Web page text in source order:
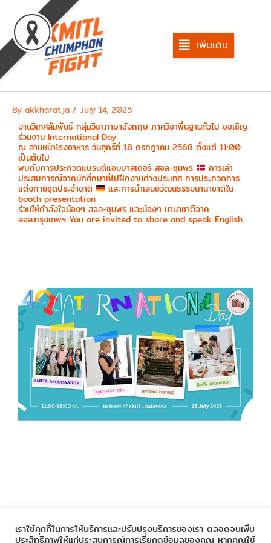
content
เพิ่มเติม
By akkharat.ja / July 14, 2025
งานวิเทศสัมพันธ์ กลุ่มวิชาภาษาอังกฤษ ภาควิชาพื้นฐานทั่วไป ขอเชิญ
ร่วมงาน International Day
ณ ลานหน้าโรงอาหาร วันศุกร์ที่ 18 กรกฎาคม 2568 ตั้งแต่ 11:00
เป็นต้นไป
พบกับการประกวดแบรนด์แอมบาสเดอร์ สจล-ชุมพร การเล่า
ประสบการณ์จากนักศึกษาที่ไปฝึกงานต่างประเทศ การประกวดการ
แต่งกายชุดประจำชาติ และการนำเสนอวัฒนธรรมนานาชาติใน
booth presentation
ร่วมให้กำลังใจน้องๆ สจล-ชุมพร และน้องๆ นานาชาติจาก
สจล.กรุงเทพฯ You are invited to share and speak English.
เราใช้คุกกี้ในการให้บริการและปรับปรุงบริการของเรา ตลอดจนเพิ่ม
ประสิทธิภาพให้แก่ประสบการณ์การเรียกดูข้อมูลของคุณ หากคุณใช้